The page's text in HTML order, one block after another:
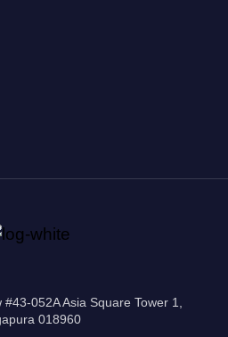
052A Asia Square Tower 1,
018960